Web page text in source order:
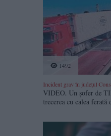
1492
Incident grav în județul
VIDEO. Un șofer de
trecerea cu calea ferată